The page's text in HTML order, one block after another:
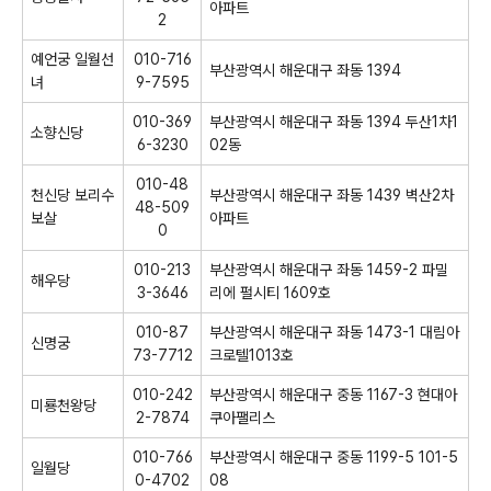
2
아파트
예언궁 일월선
녀
010-716
9-7595
부산광역시 해운대구 좌동 1394
소향신당
010-369
6-3230
부산광역시 해운대구 좌동 1394 두산1차1
02동
천신당 보리수
보살
010-48
48-509
0
부산광역시 해운대구 좌동 1439 벽산2차
아파트
해우당
010-213
3-3646
부산광역시 해운대구 좌동 1459-2 파밀
리에 펄시티 1609호
신명궁
010-87
73-7712
부산광역시 해운대구 좌동 1473-1 대림아
크로텔1013호
미룡천왕당
010-242
2-7874
부산광역시 해운대구 중동 1167-3 현대아
쿠아팰리스
일월당
010-766
0-4702
부산광역시 해운대구 중동 1199-5 101-5
08